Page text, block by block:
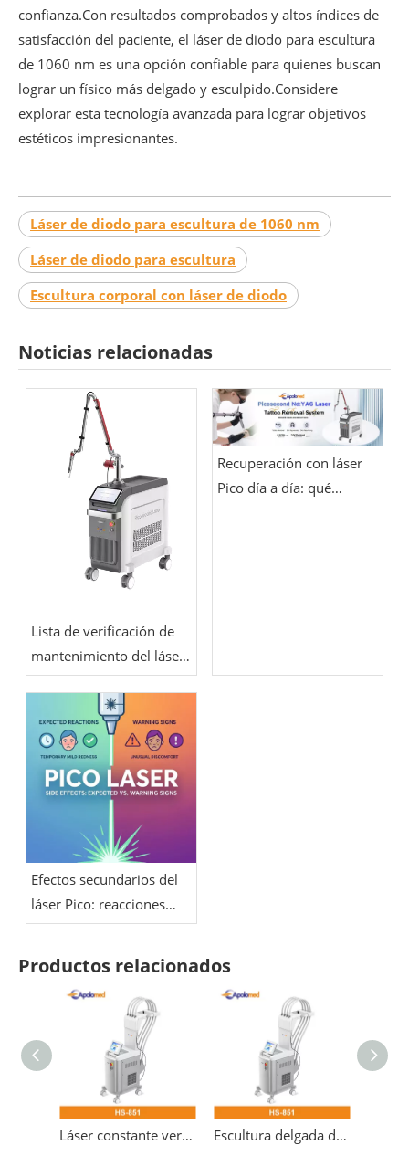
confianza.Con resultados comprobados y altos índices de
satisfacción del paciente, el láser de diodo para escultura
de 1060 nm es una opción confiable para quienes buscan
lograr un físico más delgado y esculpido.Considere
explorar esta tecnología avanzada para lograr objetivos
estéticos impresionantes.
Láser de diodo para escultura de 1060 nm
Láser de diodo para escultura
Escultura corporal con láser de diodo
Noticias relacionadas
Lista de verificación de
mantenimiento del láser
de picosegundos:
refrigeración, calibración
de energía, óptica y
cuidado de la pieza de
mano
Recuperación con láser
Pico día a día: qué
Efectos secundarios del
láser Pico: reacciones
esperadas frente a
Productos relacionados
Láser constante vertical que adelgaza la escultura del cuerpo del laser del diodo Escultura delgada del cuerpo del laser del diodo del cuerpo de moda vertical